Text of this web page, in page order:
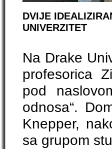
DVIJE
UNIVERZITET
Na Drake
profesorica
pod
odnosa“.
Knepper,
sa grupom